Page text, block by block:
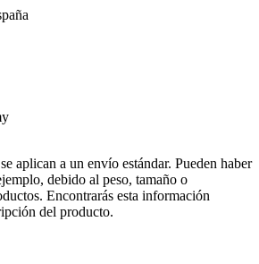
aplican a un envío estándar. Pueden haber
debido al peso, tamaño o
Encontrarás esta información
del producto.